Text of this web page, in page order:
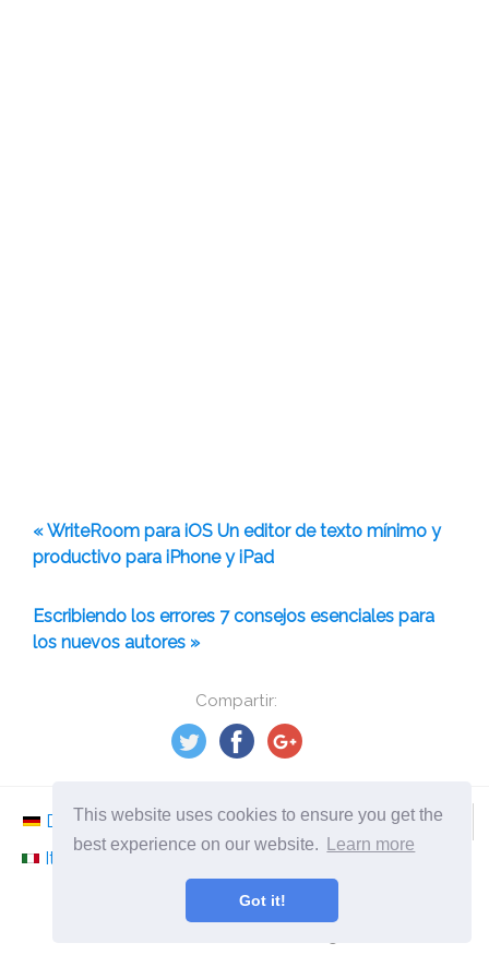
This website uses cookies to ensure you get the
best experience on our website.
Learn more
Got it!
Compartir:
« WriteRoom para iOS Un editor de texto mínimo y
productivo para iPhone y iPad
Escribiendo los errores 7 consejos esenciales para
los nuevos autores »
Deutsch Nederlands Svenska
Norsk
Italiano
Español Românesc
es.ephesossoftware.com